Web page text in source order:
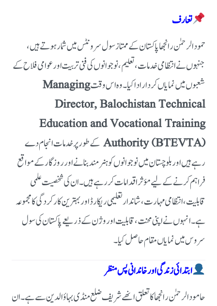
تعارف
حمود الرحمٰن رانجھا پاکستان کے ممتاز سول سرونٹس میں شمار ہوتے ہیں،
جنہوں نے انتظامی خدمات، تعلیم، نوجوانوں کی فنی تربیت اور عوامی فلاح کے
شعبوں میں نمایاں کردار ادا کیا۔ وہ اس وقتManaging
Director, Balochistan Technical
Education and Vocational Training
Authority (BTEVTA) کے طور پر خدمات انجام دے
رہے ہیں اور بلوچستان میں نوجوانوں کو ہنر مند بنانے اور روزگار کے مواقع
فراہم کرنے کے لیے مؤثر اقدامات کر رہے ہیں۔ان کی شخصیت علمی
قابلیت، انتظامی مہارت، شاندار تعلیمی ریکارڈ اور بہترین کارکردگی کا مجموعہ
ہے۔ انہوں نے اپنی محنت، قابلیت اور وژن کے ذریعے پاکستان کی سول
سروس میں نمایاں مقام حاصل کیا۔
ابتدائی زندگی اور خاندانی پس منظر
حامود الرحمٰن رانجھا کا تعلق انھے شریف ضلع منڈی بہاؤالدین سے ہے۔ان